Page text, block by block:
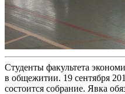
Студенты факультета
в общежитии. 19 сентября
состоится собрание. Явка